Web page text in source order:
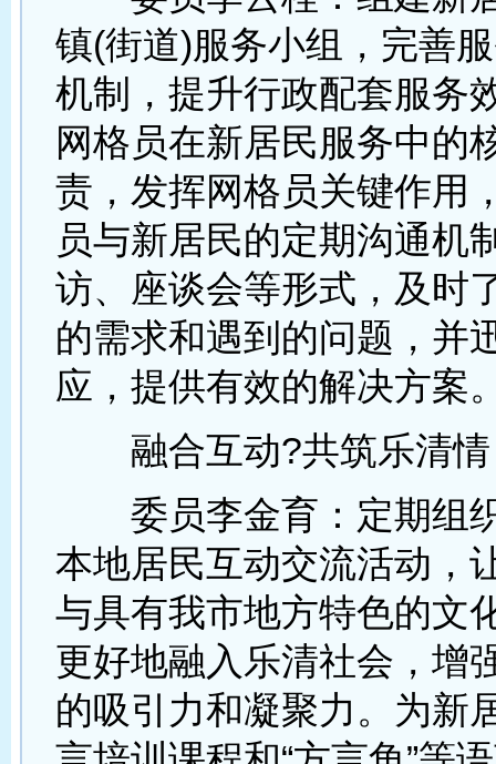
镇(街道)服务小组，完善
机制，提升行政配套服务
网格员在新居民服务中的
责，发挥网格员关键作用
员与新居民的定期沟通机
访、座谈会等形式，及时
的需求和遇到的问题，并
应，提供有效的解决方案
融合互动?共筑乐清情
委员李金育：定期组
本地居民互动交流活动，
与具有我市地方特色的文
更好地融入乐清社会，增
的吸引力和凝聚力。为新